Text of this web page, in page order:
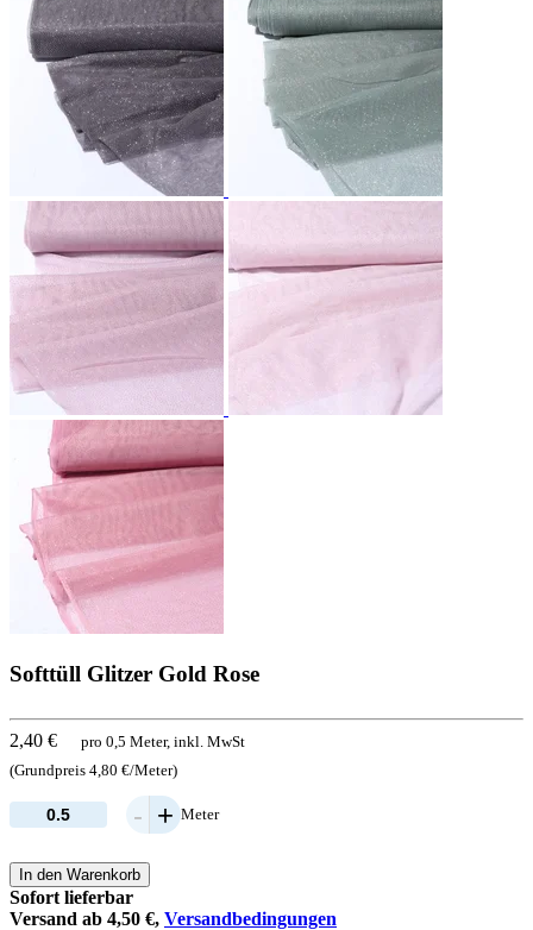
Softtüll Glitzer Gold Rose
2,40 €
pro 0,5 Meter, inkl. MwSt
(Grundpreis 4,80 €/Meter)
- + Meter
In den Warenkorb
Sofort lieferbar
Versand ab 4,50 €, Versandbedingungen